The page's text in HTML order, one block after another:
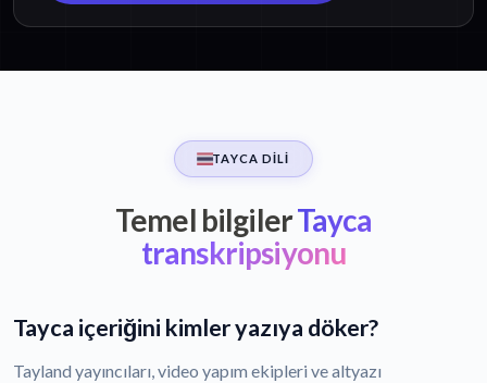
TAYCA DILI
Temel bilgilerTayca
transkripsiyonu
Tayca içeriğini kimler yazıya döker?
Tayland yayıncıları, video yapım ekipleri ve altyazı